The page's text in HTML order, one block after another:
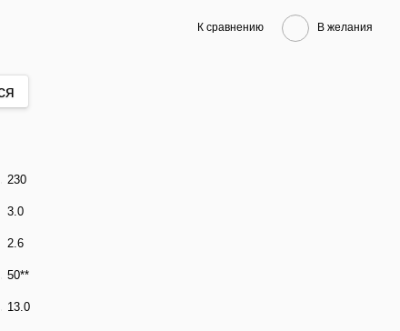
К сравнению В желания
230
3.0
2.6
50**
13.0